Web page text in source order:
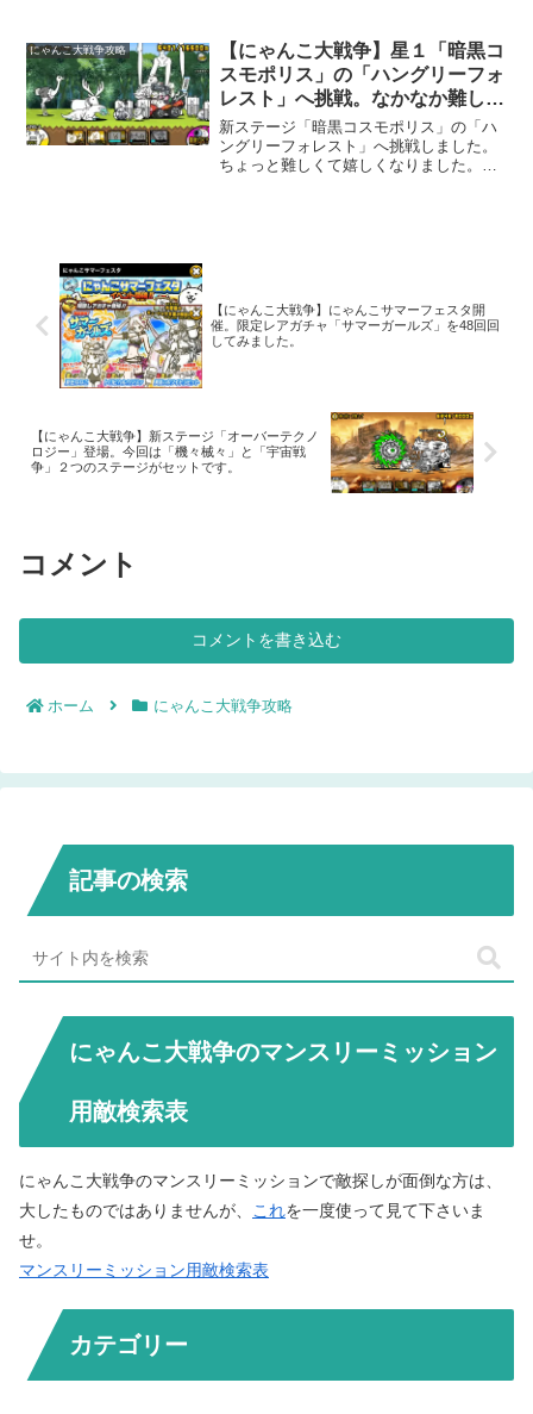
すのかと思いました（笑）。良くわから
ず敵を全部倒そうとしまし...
にゃんこ大戦争攻略
【にゃんこ大戦争】星１「暗黒コ
スモポリス」の「ハングリーフォ
レスト」へ挑戦。なかなか難し
い。
新ステージ「暗黒コスモポリス」の「ハ
ングリーフォレスト」へ挑戦しました。
ちょっと難しくて嬉しくなりました。ハ
【にゃんこ大戦争】にゃんこサマーフェスタ開
催。限定レアガチャ「サマーガールズ」を48回回
してみました。
【にゃんこ大戦争】新ステージ「オーバーテクノ
ロジー」登場。今回は「機々械々」と「宇宙戦
争」２つのステージがセットです。
コメント
コメントを書き込む
ホーム にゃんこ大戦争攻略
記事の検索
にゃんこ大戦争のマンスリーミッション
用敵検索表
にゃんこ大戦争のマンスリーミッションで敵探しが面倒な方は、
大したものではありませんが、 これを一度使って見て下さいま
せ。
マンスリーミッション用敵検索表
カテゴリー